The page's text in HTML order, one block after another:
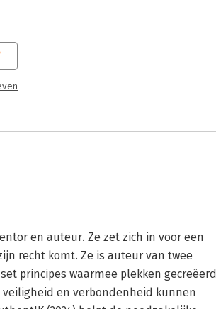
en auteur. Ze zet zich in voor een
recht komt. Ze is auteur van twee
principes waarmee plekken gecreëerd
en verbondenheid kunnen